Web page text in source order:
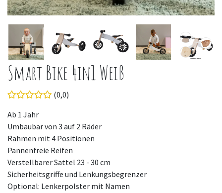
Smart Bike 4in1 Weiß
(0,0)
Ab 1 Jahr
Umbaubar von 3 auf 2 Räder
Rahmen mit 4 Positionen
Pannenfreie Reifen
Verstellbarer Sattel 23 - 30 cm
Sicherheitsgriffe und Lenkungsbegrenzer
Optional: Lenkerpolster mit Namen